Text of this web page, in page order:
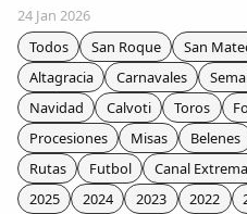
Comunidad
Colaboradores
AlkoTV
Biblioteca
24 Jan 2026
Todos
San Roque San
Altagracia
Carnavales
Navidad
Calvoti Toros
Procesiones
Misas Belenes
Rutas
Futbol Canal
2025
2024 2023 2022